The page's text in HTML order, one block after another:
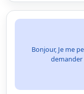
Bonjour, Je me
demander